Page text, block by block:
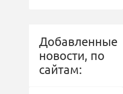
Добавленные
новости, по
сайтам: